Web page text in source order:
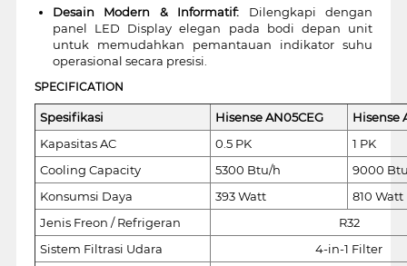
Desain Modern & Informatif: Dilengkapi dengan
panel LED Display elegan pada bodi depan unit
untuk memudahkan pemantauan indikator suhu
operasional secara presisi.
SPECIFICATION
Spesifikasi Hisense AN05CEG
Hisense
Kapasitas AC
0.5 PK
1 PK
Cooling Capacity
5300 Btu/h
9000
Konsumsi Daya
393 Watt
810 Watt
Jenis Freon / Refrigeran
R32
Sistem Filtrasi Udara
4-in-1 Filter